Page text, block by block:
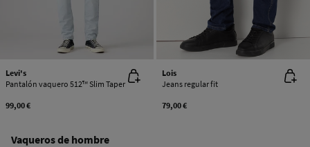
Levi's
Pantalón vaquero 512™ Slim Taper
99,00 €
Lois
Jeans regular fit
79,00 €
Vaqueros de hombre